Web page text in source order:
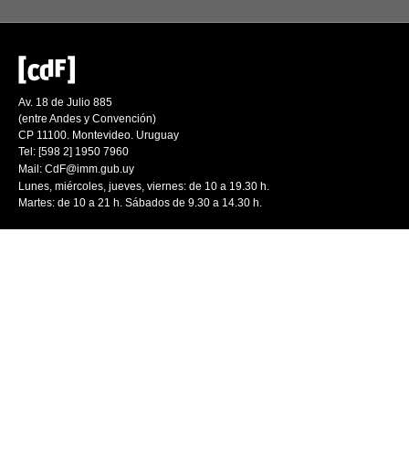
Av. 18 de Julio 885
(entre Andes y Convención)
CP 11100. Montevideo. Uruguay
Tel: [598 2] 1950 7960
Mail: CdF@imm.gub.uy
Lunes, miércoles, jueves, viernes: de 10 a 19.30 h.
Martes: de 10 a 21 h. Sábados de 9.30 a 14.30 h.